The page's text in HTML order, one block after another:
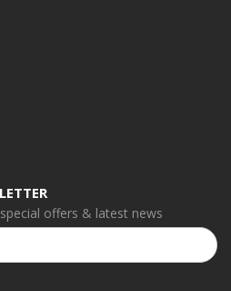
offers & latest news